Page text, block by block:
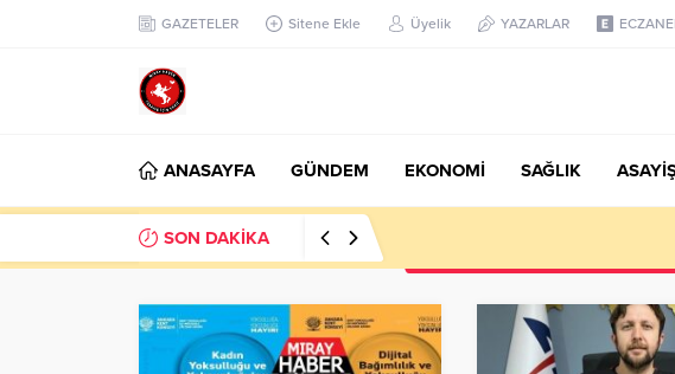
GAZETELER Sitene Ekle Üyelik YAZARLAR
ANASAYFA GÜNDEM EKONOMİ SAĞLIK
SON DAKİKA